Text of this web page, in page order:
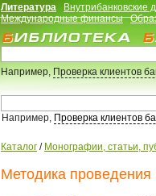
Литература
Внутрибанковские
Международные финансы
Например,Проверка клиентов
Например, Проверка клиентов
Каталог / Монографии, статьи,
Методика проведения